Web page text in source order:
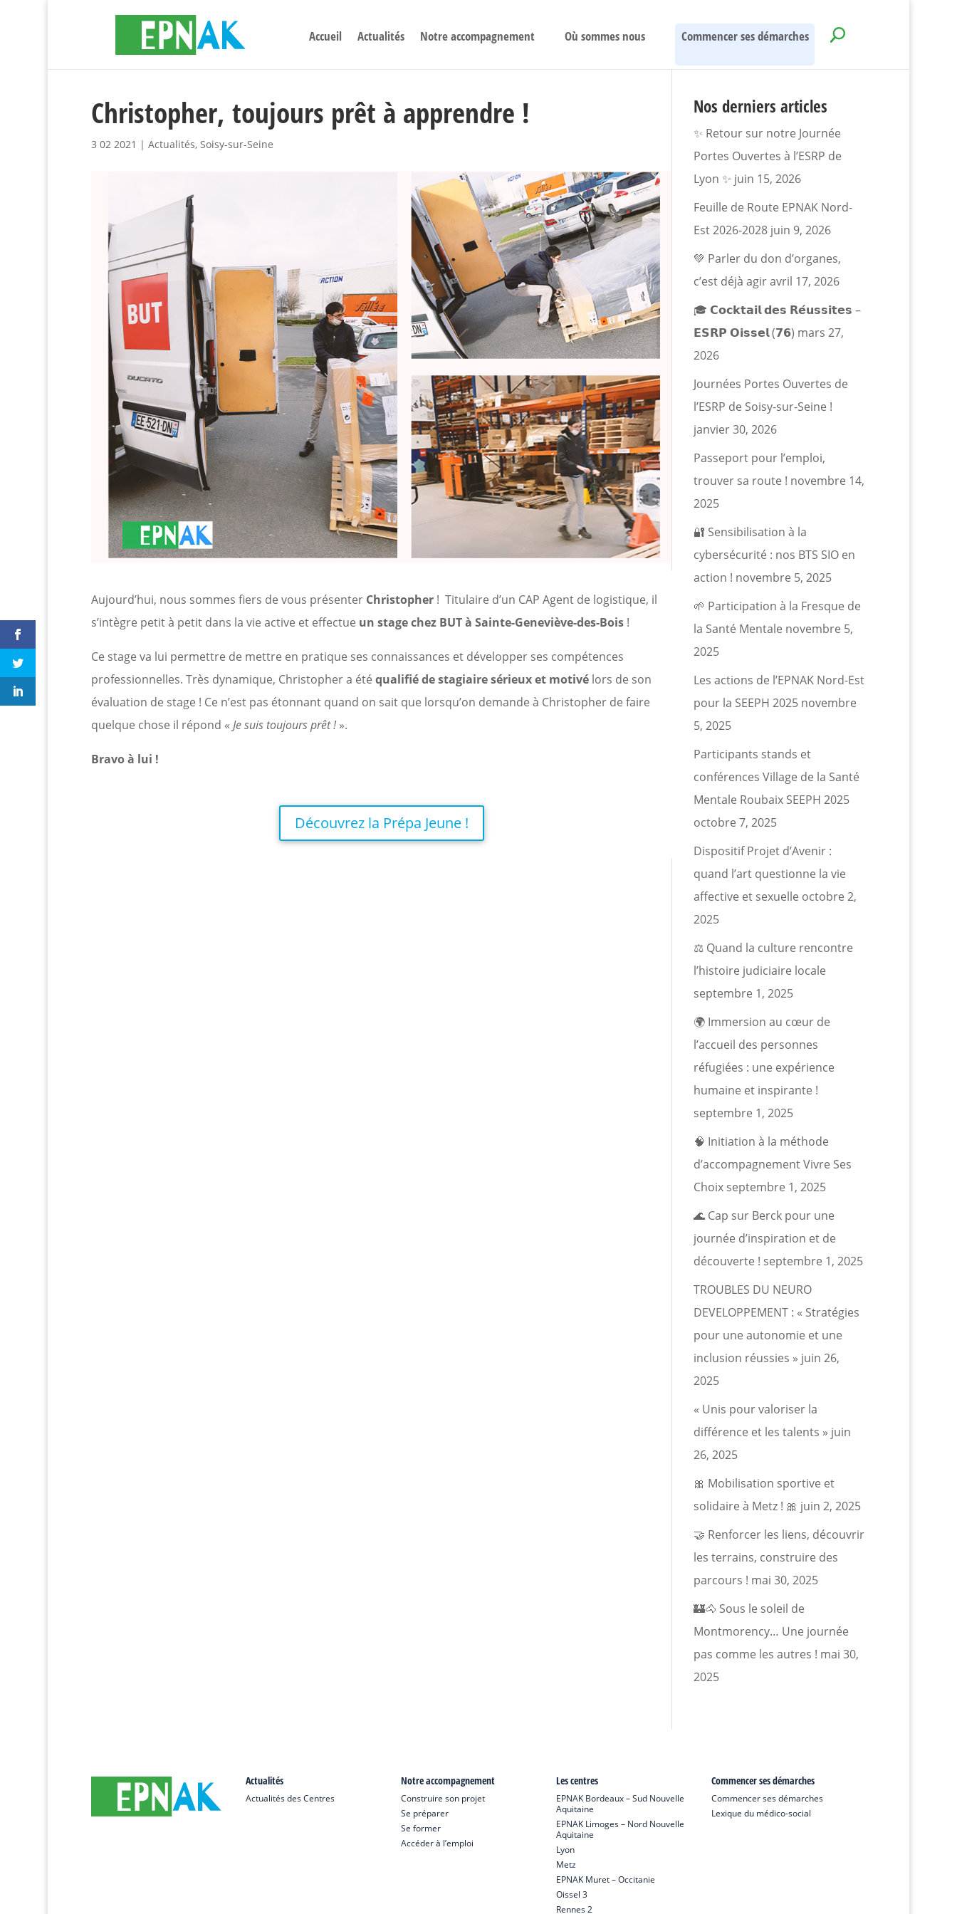
Accueil Actualités Notre accompagnement Où sommes nous Commencer ses démarches
Christopher, toujours prêt à apprendre !
3 02 2021 | Actualités, Soisy-sur-Seine
Aujourd’hui, nous sommes fiers de vous présenter Christopher ! Titulaire d’un CAP Agent de logistique, il
s’intègre petit à petit dans la vie active et effectue un stage chez BUT à Sainte-Geneviève-des-Bois!
Ce stage va lui permettre de mettre en pratique ses connaissances et développer ses compétences
professionnelles. Très dynamique, Christopher a été qualifié de stagiaire sérieux et motivélors de son
évaluation de stage ! Ce n’est pas étonnant quand on sait que lorsqu’on demande à Christopher de faire
quelque chose il répond « Je suis toujours prêt !».
Bravo à lui !
Découvrez la Prépa Jeune !
Nos derniers articles
✨ Retour sur notre Journée
Portes Ouvertes à l’ESRP de
Lyon ✨ juin 15, 2026
Feuille de Route EPNAK Nord-
Est 2026-2028 juin 9, 2026
💚 Parler du don d’organes,
c’est déjà agiravril 17, 2026
🎓 𝗖𝗼𝗰𝗸𝘁𝗮𝗶𝗹 𝗱𝗲𝘀 𝗥𝗲́𝘂𝘀𝘀𝗶𝘁𝗲𝘀 –
𝗘𝗦𝗥𝗣 𝗢𝗶𝘀𝘀𝗲𝗹 (𝟳𝟲) mars 27,
2026
Journées Portes Ouvertes de
l’ESRP de Soisy-sur-Seine !
janvier 30, 2026
Passeport pour l’emploi,
trouver sa route ! novembre 14,
2025
🔐 Sensibilisation à la
cybersécurité : nos BTS SIO en
action ! novembre 5, 2025
🌱 Participation à la Fresque de
la Santé Mentale novembre 5,
2025
Les actions de l’EPNAK Nord-Est
pour la SEEPH 2025 novembre
5, 2025
Participants stands et
conférences Village de la Santé
Mentale Roubaix SEEPH 2025
octobre 7, 2025
Dispositif Projet d’Avenir :
quand l’art questionne la vie
affective et sexuelle octobre 2,
2025
⚖️ Quand la culture rencontre
l’histoire judiciaire locale
septembre 1, 2025
🌍 Immersion au cœur de
l’accueil des personnes
réfugiées : une expérience
humaine et inspirante !
septembre 1, 2025
🧠 Initiation à la méthode
d’accompagnement Vivre Ses
Choix septembre 1, 2025
🌊 Cap sur Berck pour une
journée d’inspiration et de
découverte ! septembre 1, 2025
TROUBLES DU NEURO
DEVELOPPEMENT : « Stratégies
pour une autonomie et une
inclusion réussies » juin 26,
2025
« Unis pour valoriser la
différence et les talents » juin
26, 2025
🎀 Mobilisation sportive et
solidaire à Metz ! 🎀 juin 2, 2025
🤝 Renforcer les liens, découvrir
les terrains, construire des
parcours ! mai 30, 2025
🏰🐴 Sous le soleil de
Montmorency… Une journée
pas comme les autres ! mai 30,
2025
Actualités
Actualités des Centres
Notre accompagnement
Construire son projet
Se préparer
Se former
Accéder à l’emploi
Les centres
EPNAK Bordeaux – Sud Nouvelle
Aquitaine
EPNAK Limoges – Nord Nouvelle
Aquitaine
Lyon
Metz
EPNAK Muret – Occitanie
Oissel 3
Rennes 2
Commencer ses démarches
Commencer ses démarches
Lexique du médico-social